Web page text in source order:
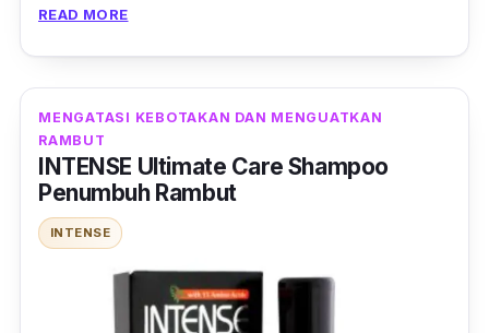
pun lebih sehat dan tebal.
rambut ini memiliki isian yang cukup banyak
yakni 270 ml. Selain memiliki kandungan
utama ektrak lidah buaya, shampo ini juga
memiliki kandungan lainnya seperti enzim,
bagus untuk menghitamkan, menyuburkan,
dan membersihkan kulit kepala dari ketombe.
READ MORE
MENGATASI KEBOTAKAN DAN MENGUATKAN
RAMBUT
INTENSE Ultimate Care Shampoo
Penumbuh Rambut
INTENSE